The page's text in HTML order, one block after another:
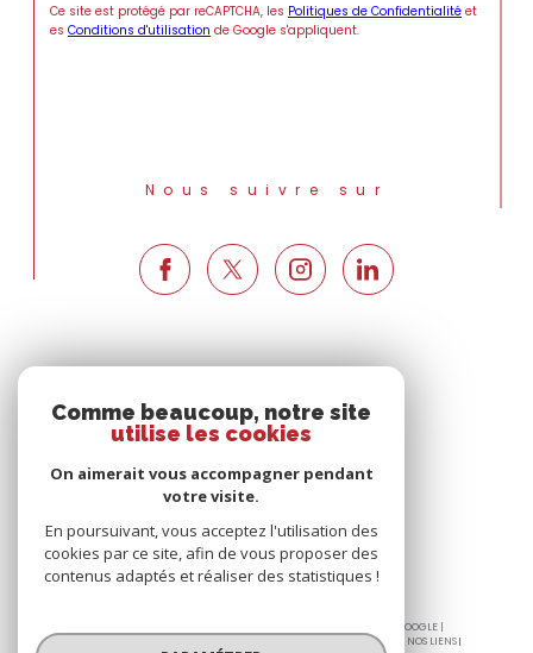
Ce site est protégé par reCAPTCHA, les Politiques de Confidentialité et
es Conditions d'utilisation de Google s'appliquent.
Nous suivre sur
PROPRIÉTAIRE
Se connecter
© 2026 | TOUS DROITS RÉSERVÉS | TRADUCTION POWERED BY GOOGLE |
ADMIN
NOS LIENS
Comme beaucoup, notre site
utilise les cookies
On aimerait vous accompagner pendant
votre visite.
En poursuivant, vous acceptez l'utilisation des
cookies par ce site, afin de vous proposer des
contenus adaptés et réaliser des statistiques !